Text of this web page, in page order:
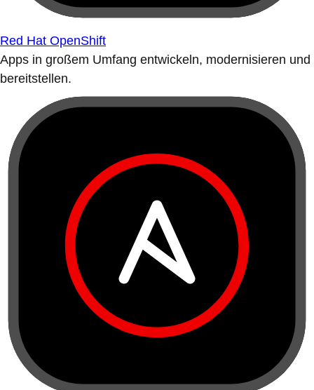
Red Hat OpenShift
Apps in großem Umfang entwickeln, modernisieren und
bereitstellen.